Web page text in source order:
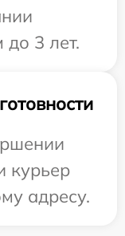
до 3 лет.
курьер
адресу.